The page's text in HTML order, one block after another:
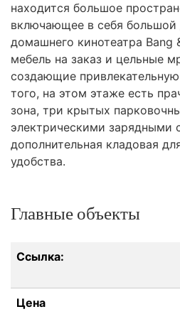
находится большое
включающее в себя большой
домашнего кинотеатра Bang
мебель на заказ и цельные
создающие
того, на этом этаже есть
зона, три крытых
электрическими зарядными
дополнительная кладовая
удобства.
Главные объекты
Ссылка:
Цена